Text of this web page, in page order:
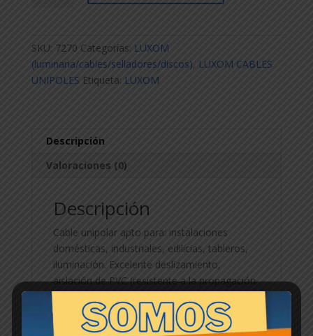
6
SKU: 7270 Categorías: LUXOM
(luminaria/cables/selladores/discos), LUXOM CABLES
UNIPOLES Etiqueta: LUXOM
Descripción
Valoraciones (0)
Descripción
Cable unipolar apto para: instalaciones
domésticas, industriales, edilicias, tableros,
iluminación. Excelente deslizamiento,
aislación de PVC (resistente a la propagación
alambre de cobre extra flexible, tensión
nominal: 300/500V.